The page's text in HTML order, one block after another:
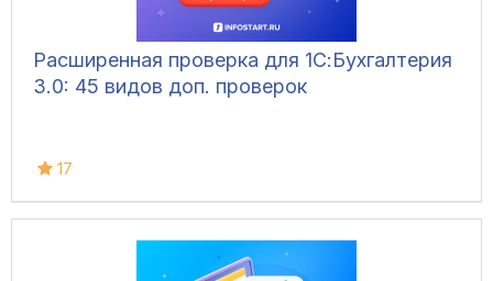
Расширенная проверка для 1С:Бухгалтерия
3.0: 45 видов доп. проверок
17